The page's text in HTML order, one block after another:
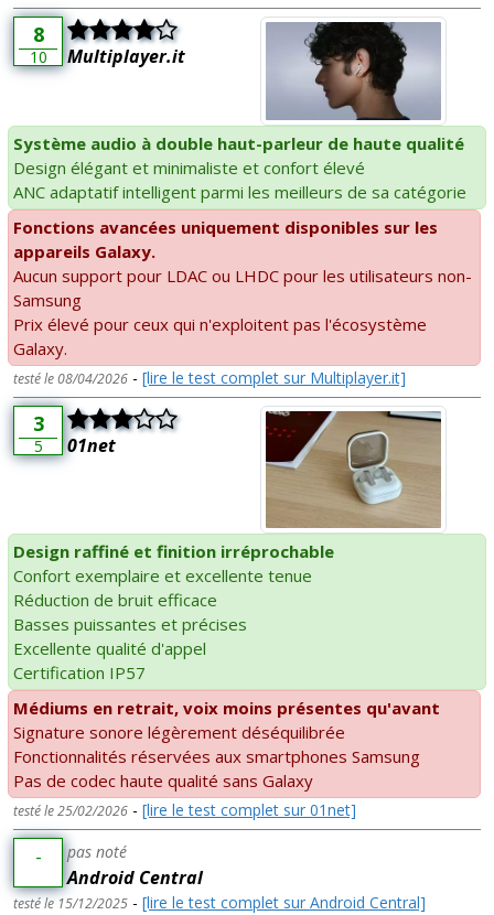
8
10 Multiplayer.it
Système audio à double haut-parleur de haute qualité
Design élégant et minimaliste et confort élevé
ANC adaptatif intelligent parmi les meilleurs de sa catégorie
Fonctions avancées uniquement disponibles sur les
appareils Galaxy.
Aucun support pour LDAC ou LHDC pour les utilisateurs non-
Samsung
Prix élevé pour ceux qui n'exploitent pas l'écosystème
Galaxy.
testé le 08/04/2026 - [lire le test complet sur Multiplayer.it]
3
5 01net
Design raffiné et finition irréprochable
Confort exemplaire et excellente tenue
Réduction de bruit efficace
Basses puissantes et précises
Excellente qualité d'appel
Certification IP57
Médiums en retrait, voix moins présentes qu'avant
Signature sonore légèrement déséquilibrée
Fonctionnalités réservées aux smartphones Samsung
Pas de codec haute qualité sans Galaxy
testé le 25/02/2026 - [lire le test complet sur 01net]
- pas noté
Android Central
testé le 15/12/2025 - [lire le test complet sur Android Central]